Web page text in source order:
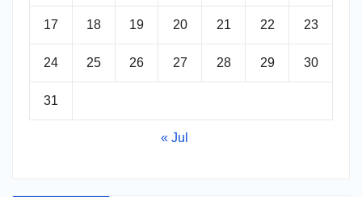
17 18 19 20 21 22 23
24 25 26 27 28 29 30
31
« Jul